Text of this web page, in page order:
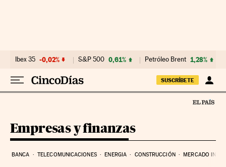
Ibex 35 -0,02% S&P 500 0,61% Petróleo Brent 1,28%
SUSCRÍBETE
Empresas y finanzas
BANCA TELECOMUNICACIONES ENERGIA CONSTRUCCIÓN MERCADO